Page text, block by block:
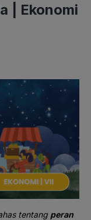
| Ekonomi
tentang peran